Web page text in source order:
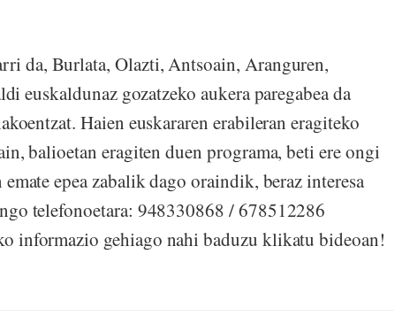
da, Burlata, Olazti, Antsoain, Aranguren,
euskaldunaz gozatzeko aukera paregabea da
Haien euskararen erabileran eragiteko
balioetan eragiten duen programa, beti ere ongi
epea zabalik dago oraindik, beraz interesa
telefonoetara: 948330868 / 678512286
informazio gehiago nahi baduzu klikatu bideoan!